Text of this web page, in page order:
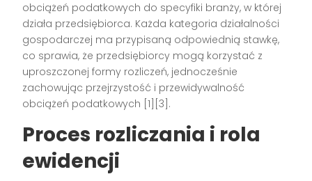
obciążeń podatkowych do specyfiki branży, w której
działa przedsiębiorca. Każda kategoria działalności
gospodarczej ma przypisaną odpowiednią stawkę,
co sprawia, że przedsiębiorcy mogą korzystać z
uproszczonej formy rozliczeń, jednocześnie
zachowując przejrzystość i przewidywalność
obciążeń podatkowych [1][3].
Proces rozliczania i rola
ewidencji